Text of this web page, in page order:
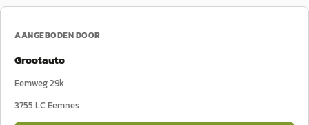
AANGEBODEN DOOR
Grootauto
Eemweg 29k
3755 LC Eemnes